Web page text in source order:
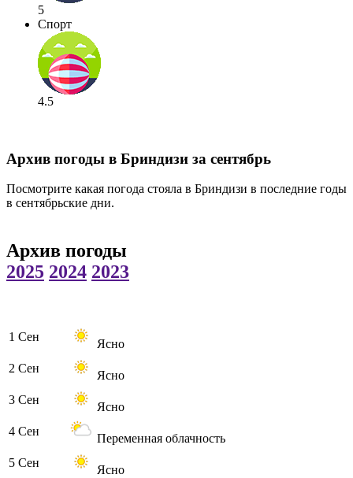
5
Спорт
4.5
Архив погоды в Бриндизи за сентябрь
Посмотрите какая погода стояла в Бриндизи в последние годы
в сентябрьские дни.
Архив погоды
2025 2024 2023
1 Сен
Ясно
2 Сен
Ясно
3 Сен
Ясно
4 Сен
Переменная облачность
5 Сен
Ясно